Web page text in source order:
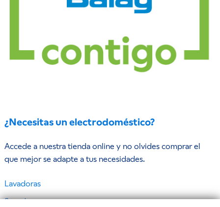
¿Necesitas un electrodoméstico?
Accede a nuestra tienda online y no olvides comprar el
que mejor se adapte a tus necesidades.
Lavadoras
Secadoras